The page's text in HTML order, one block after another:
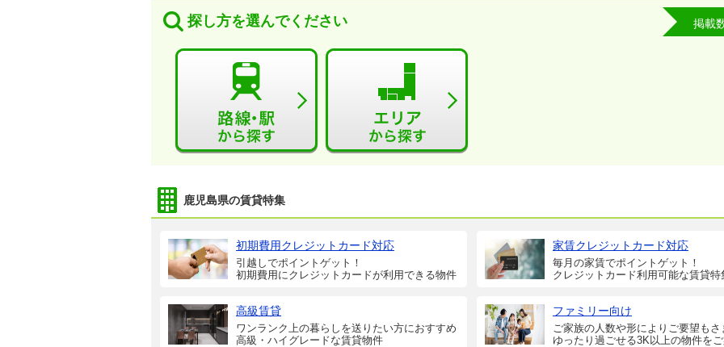
探し方を選んでください 掲載
鹿児島県の賃貸特集
初期費用クレジットカード対応
引越しでポイントゲット！
初期費用にクレジットカードが利用できる物件
家賃クレジットカード対応
毎月の家賃でポイントゲット！
クレジットカード利用可能な賃貸特
高級賃貸
ワンランク上の暮らしを送りたい方におすすめ
高級・ハイグレードな賃貸物件
ファミリー向け
ご家族の人数や形によりご要望もさ
ゆったり過ごせる3K以上の物件をご